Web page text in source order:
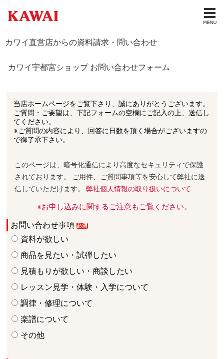
カワイ直営店からの資料請求・問い合わせ
カワイ宇都宮ショップ お問い合わせフォーム
当店ホームページをご覧下さり、誠にありがとうございます。
ご質問・ご要望は、下記フォームの空欄にご記入の上、送信し
てください。
※ご質問の内容により、回答に日数を頂く場合がございますの
で御了承下さい。
このページは、暗号化通信により高度なセキュリティで保護
されております。 ご用件、ご質問事項等を安心して弊社に送
信していただけます。弊社個人情報の取り扱いについて
※お申し込みに関するご注意もご覧ください。
お問い合わせ事項
資料が欲しい
商品を見たい・試弾したい
見積もりが欲しい・商談したい
レッスン見学・体験・入学について
調律・修理について
楽譜について
その他